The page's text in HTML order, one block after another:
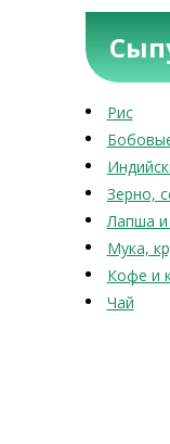
Рис
Зерно,
Лапша
Мука,
Кофе и
Чай